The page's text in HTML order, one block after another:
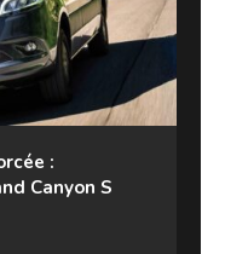
:
Canyon S